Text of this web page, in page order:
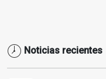
Noticias recientes